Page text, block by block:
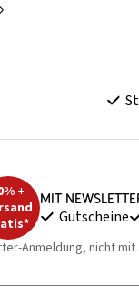
+
Mit
Gutscheine
Anmeldung, nicht